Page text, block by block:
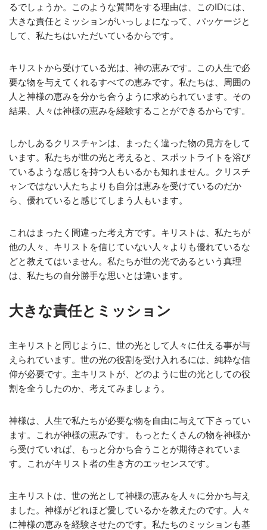
るでしょうか。このような質問をする理由は、このIDには、
大きな責任とミッションがいっしょになって、パッケージと
して、私たちはいただいているからです。
キリストから受けている光は、神の恵みです。この人生で必
要な物を与えてくれるすべての恵みです。私たちは、周囲の
人と神様の恵みを分かち合うように求められています。その
結果、人々は神様の恵みを経験することができるからです。
しかしあるクリスチャンは、まったく違った物の見方をして
います。私たちが世の光と考えると、スポットライトを浴び
ているような感じを持つ人もいるかも知れません。クリスチ
ャンではない人たちよりも自分は恵みを受けているのだか
ら、優れていると感じてしまう人もいます。
これはまったく間違った考え方です。キリストは、私たちが
他の人々、キリストを信じていない人々よりも優れているな
どと教えてはいません。私たちが世の光であるという真理
は、私たちの自分勝手な思いとは違います。
大きな責任とミッション
主キリストと同じように、世の光として人々に仕える事が与
えられています。世の光の役割を受け入れるには、純粋な信
仰が必要です。主キリストが、どのように世の光としての役
割を全うしたのか、考えてみましょう。
神様は、人生で私たちが必要な物を自由に与えて下さってい
ます。これが神様の恵みです。もっとたくさんの物を神様か
ら受けていれば、もっと分かち合うことが期待されていま
す。これがキリスト者の生き方のエッセンスです。
主キリストは、世の光として神様の恵みを人々に分かち与え
ました。神様がどれほど愛しているかを教えたのです。人々
に神様の恵みを経験させたのです。私たちのミッションも基